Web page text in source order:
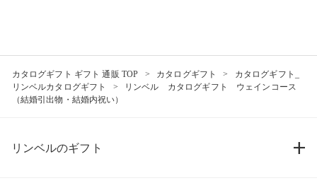
カタログギフト ギフト 通販 TOP カタログギフト
カタログギフト_
リンベルカタログギフト
リンベル カタログギフト ウェインコース
（結婚引出物・結婚内祝い）
リンベルのギフト